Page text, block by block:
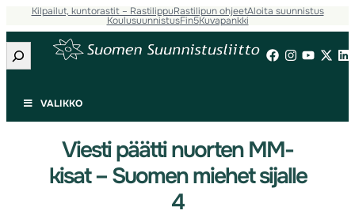
Kilpailut, kuntorastit – RastilippuRastilipun ohjeetAloita suunnistus
KoulusuunnistusFin5Kuvapankki
Etsi
VALIKKO
Viesti päätti nuorten MM-
kisat – Suomen miehet sijalle
4